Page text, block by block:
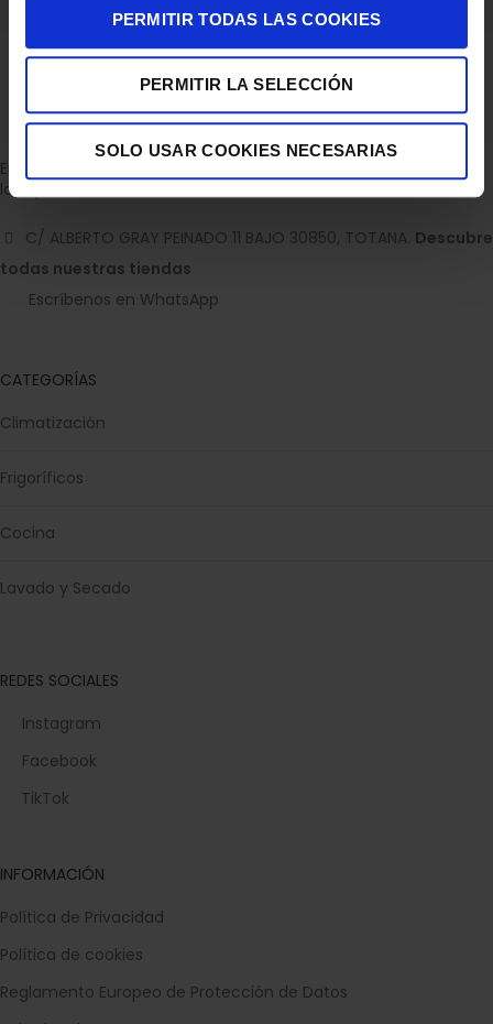
PERMITIR TODAS LAS COOKIES
PERMITIR LA SELECCIÓN
SOLO USAR COOKIES NECESARIAS
Empresa dedicada a la venta de accesorios para el hogar con
la experiencia de 36 años.
C/ ALBERTO GRAY PEINADO 11 BAJO 30850, TOTANA. Descubre
todas nuestras tiendas
Escríbenos en WhatsApp
CATEGORÍAS
Climatización
Frigoríficos
Cocina
Lavado y Secado
REDES SOCIALES
Instagram
Facebook
TikTok
INFORMACIÓN
Política de Privacidad
Política de cookies
Reglamento Europeo de Protección de Datos